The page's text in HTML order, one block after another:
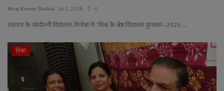
Niraj Kumar Shukla Jul 5, 2026 0
रतलाम के सांदीपनी विद्यालय, विनोबा में "विश्व के श्रेष्ठ विद्यालय पुरस्कार–2025 ...
शिक्षा